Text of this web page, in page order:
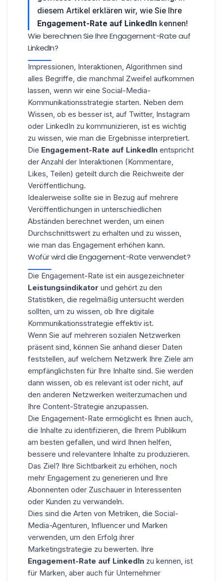
diesem Artikel erklären wir, wie Sie Ihre
Engagement-Rate auf LinkedIn kennen!
Wie berechnen Sie Ihre Engagement-Rate auf
LinkedIn?
Impressionen, Interaktionen, Algorithmen sind
alles Begriffe, die manchmal Zweifel aufkommen
lassen, wenn wir eine Social-Media-
Kommunikationsstrategie starten. Neben dem
Wissen, ob es besser ist, auf Twitter, Instagram
oder LinkedIn zu kommunizieren, ist es wichtig
zu wissen, wie man die Ergebnisse interpretiert.
Die Engagement-Rate auf LinkedIn entspricht
der Anzahl der Interaktionen (Kommentare,
Likes, Teilen) geteilt durch die Reichweite der
Veröffentlichung.
Idealerweise sollte sie in Bezug auf mehrere
Veröffentlichungen in unterschiedlichen
Abständen berechnet werden, um einen
Durchschnittswert zu erhalten und zu wissen,
wie man das Engagement erhöhen kann.
Wofür wird die Engagement-Rate verwendet?
Die Engagement-Rate ist ein ausgezeichneter
Leistungsindikator und gehört zu den
Statistiken, die regelmäßig untersucht werden
sollten, um zu wissen, ob Ihre digitale
Kommunikationsstrategie effektiv ist.
Wenn Sie auf mehreren sozialen Netzwerken
präsent sind, können Sie anhand dieser Daten
feststellen, auf welchem Netzwerk Ihre Ziele am
empfänglichsten für Ihre Inhalte sind. Sie werden
dann wissen, ob es relevant ist oder nicht, auf
den anderen Netzwerken weiterzumachen und
Ihre Content-Strategie anzupassen.
Die Engagement-Rate ermöglicht es Ihnen auch,
die Inhalte zu identifizieren, die Ihrem Publikum
am besten gefallen, und wird Ihnen helfen,
bessere und relevantere Inhalte zu produzieren.
Das Ziel? Ihre Sichtbarkeit zu erhöhen, noch
mehr Engagement zu generieren und Ihre
Abonnenten oder Zuschauer in Interessenten
oder Kunden zu verwandeln.
Dies sind die Arten von Metriken, die Social-
Media-Agenturen, Influencer und Marken
verwenden, um den Erfolg ihrer
Marketingstrategie zu bewerten. Ihre
Engagement-Rate auf LinkedIn zu kennen, ist
für Marken, aber auch für Unternehmer